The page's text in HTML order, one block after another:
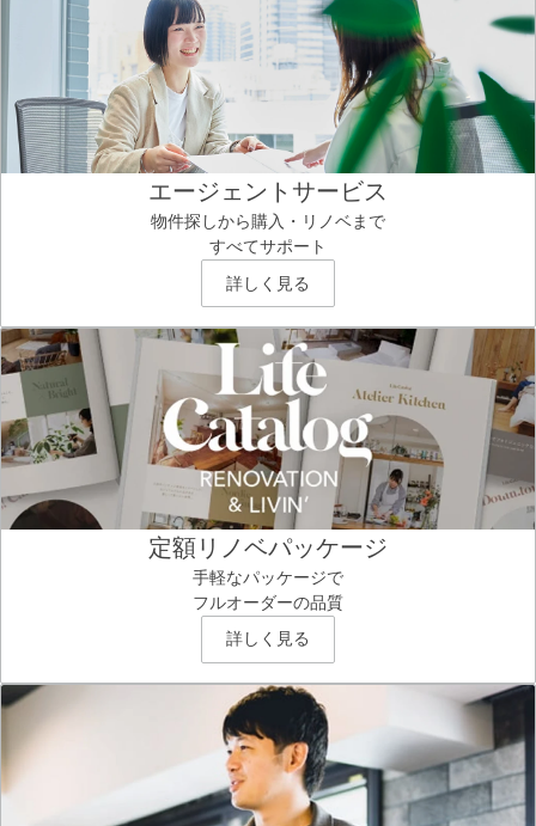
エージェントサービス
物件探しから購入・リノベまで
すべてサポート
詳しく見る
定額リノベパッケージ
手軽なパッケージで
フルオーダーの品質
詳しく見る